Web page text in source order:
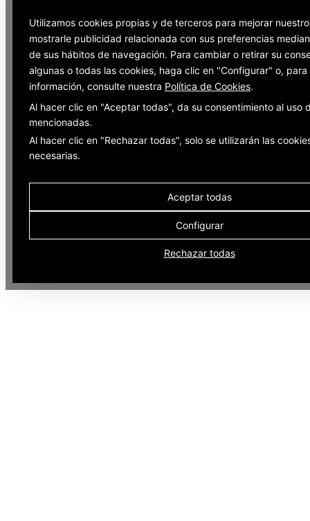
Utilizamos cookies propias y de terceros para mejorar
mostrarle publicidad relacionada con sus preferencias
de sus hábitos de navegación. Para cambiar o retirar su
algunas o todas las cookies, haga clic en "Configurar" o, para
información, consulte nuestra Política de Cookies.
Al hacer clic en "Aceptar todas", da su consentimiento al uso
mencionadas.
Al hacer clic en "Rechazar todas", solo se utilizarán las
necesarias.
Aceptar todas
Configurar
Rechazar todas